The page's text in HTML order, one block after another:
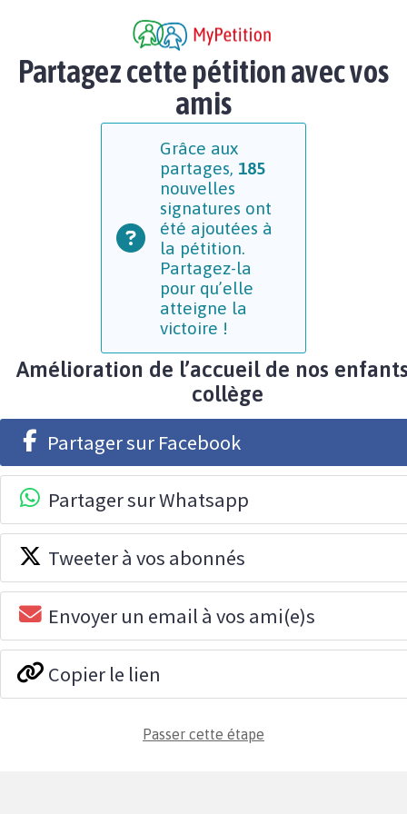
Partagez cette pétition avec vos
amis
Grâce aux
partages, 185
nouvelles
signatures ont
été ajoutées à
la pétition.
Partagez-la
pour qu’elle
atteigne la
victoire !
Amélioration de l’accueil de nos
collège
Partager sur Facebook
Partager sur Whatsapp
Tweeter à vos abonnés
Envoyer un email à vos ami(e)s
Copier le lien
Passer cette étape